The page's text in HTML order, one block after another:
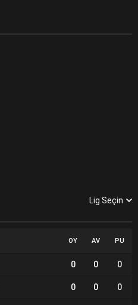
Lig Seçin
OY AV PU
0 0 0
0 0 0